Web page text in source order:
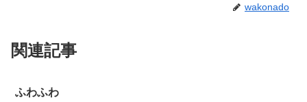
wakonado
関連記事
ふわふわ